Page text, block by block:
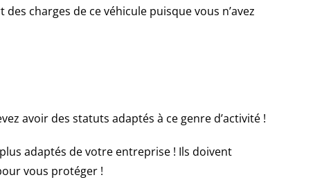
charges de ce véhicule puisque vous n’avez
avoir des statuts adaptés à ce genre d’activité !
adaptés de votre entreprise ! Ils doivent
vous protéger !